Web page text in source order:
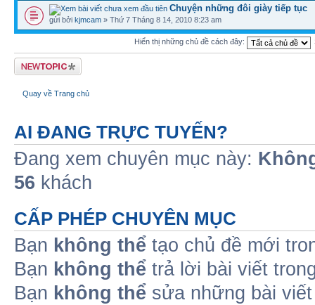
Chuyện những đôi giày tiếp tục
gửi bởi kjmcam » Thứ 7 Tháng 8 14, 2010 8:23 am
Hiển thị những chủ đề cách đây:
Tạo chủ đề mới
Quay về Trang chủ
AI ĐANG TRỰC TUYẾN?
Đang xem chuyên mục này:
56 khách
CẤP PHÉP CHUYÊN MỤC
Bạn không thể tạo chủ đề mới
Bạn không thể trả lời bài viết
Bạn không thể sửa những bài